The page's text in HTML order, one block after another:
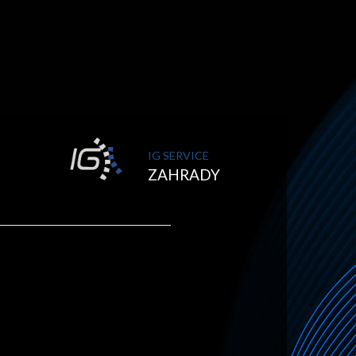
IG SERVICE
ZAHRADY